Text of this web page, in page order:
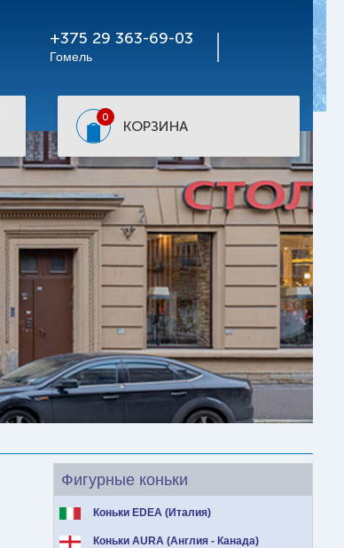
+375 29 363-69-03
Гомель
0
КОРЗИНА
Фигурные коньки
Коньки EDEA (Италия)
Коньки AURA (Англия - Канада)